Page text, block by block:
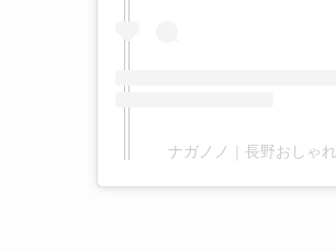
ナガノノ｜長野おしゃ